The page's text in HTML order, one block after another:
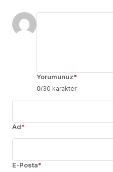
Yorumunuz*
0/30 karakter
Ad*
E-Posta*